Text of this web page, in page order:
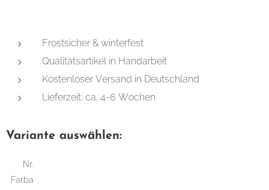
Frostsicher & winterfest
Qualitätsartikel in Handarbeit
Kostenloser Versand in Deutschland
Lieferzeit: ca. 4-6 Wochen
Variante auswählen:
Nr.
Farba